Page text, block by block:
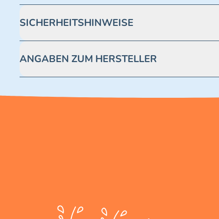
SICHERHEITSHINWEISE
ANGABEN ZUM HERSTELLER